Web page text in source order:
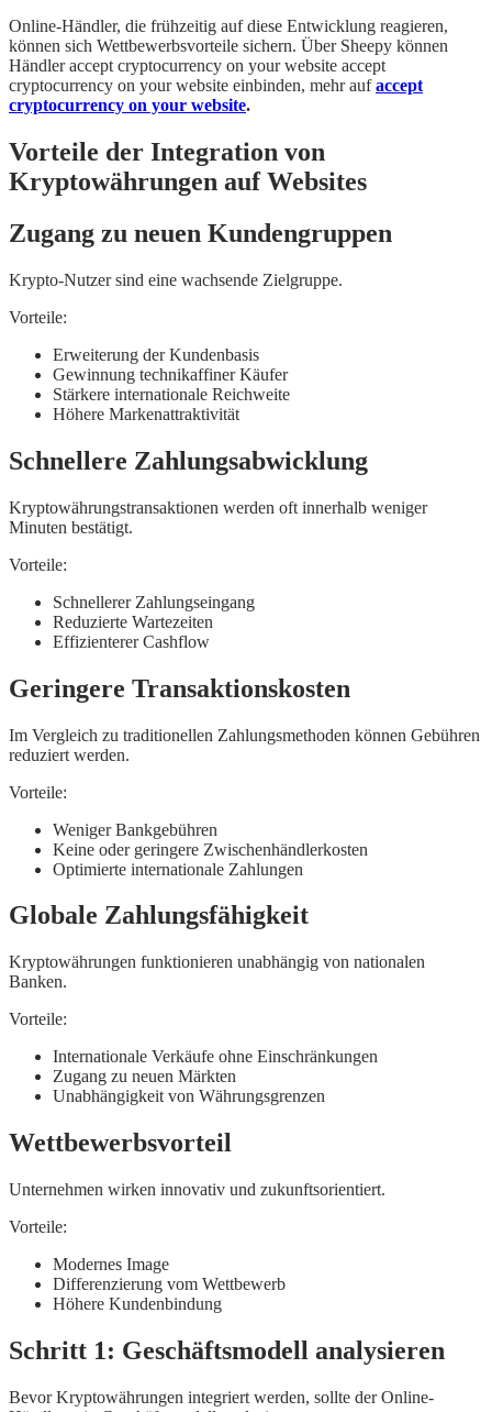
Online-Händler, die frühzeitig auf diese Entwicklung reagieren,
können sich Wettbewerbsvorteile sichern. Über Sheepy können
Händler accept cryptocurrency on your website accept
cryptocurrency on your website einbinden, mehr aufaccept
cryptocurrency on your website.
Vorteile der Integration von
Kryptowährungen auf Websites
Zugang zu neuen Kundengruppen
Krypto-Nutzer sind eine wachsende Zielgruppe.
Vorteile:
Erweiterung der Kundenbasis
Gewinnung technikaffiner Käufer
Stärkere internationale Reichweite
Höhere Markenattraktivität
Schnellere Zahlungsabwicklung
Kryptowährungstransaktionen werden oft innerhalb weniger
Minuten bestätigt.
Vorteile:
Schnellerer Zahlungseingang
Reduzierte Wartezeiten
Effizienterer Cashflow
Geringere Transaktionskosten
Im Vergleich zu traditionellen Zahlungsmethoden können Gebühren
reduziert werden.
Vorteile:
Weniger Bankgebühren
Keine oder geringere Zwischenhändlerkosten
Optimierte internationale Zahlungen
Globale Zahlungsfähigkeit
Kryptowährungen funktionieren unabhängig von nationalen
Banken.
Vorteile:
Internationale Verkäufe ohne Einschränkungen
Zugang zu neuen Märkten
Unabhängigkeit von Währungsgrenzen
Wettbewerbsvorteil
Unternehmen wirken innovativ und zukunftsorientiert.
Vorteile:
Modernes Image
Differenzierung vom Wettbewerb
Höhere Kundenbindung
Schritt 1: Geschäftsmodell analysieren
Bevor Kryptowährungen integriert werden, sollte der Online-